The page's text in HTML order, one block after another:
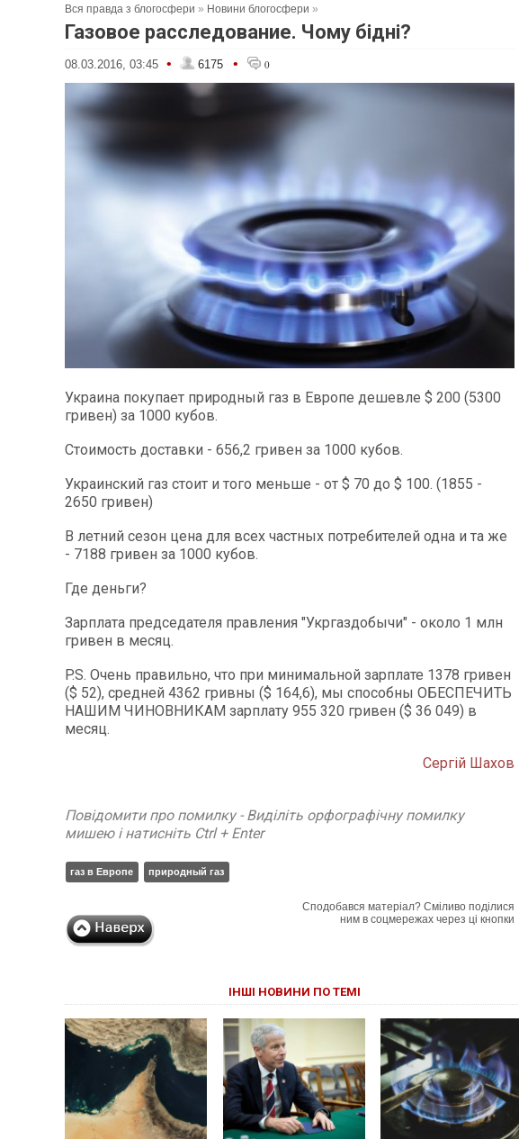
Вся правда з блогосфери » Новини блогосфери »
Газовое расследование. Чому бідні?
08.03.2016, 03:45 • 6175 • 0
Украина покупает природный газ в Европе дешевле $ 200 (5300
гривен) за 1000 кубов.
Стоимость доставки - 656,2 гривен за 1000 кубов.
Украинский газ стоит и того меньше - от $ 70 до $ 100. (1855 -
2650 гривен)
В летний сезон цена для всех частных потребителей одна и та же
- 7188 гривен за 1000 кубов.
Где деньги?
Зарплата председателя правления "Укргаздобычи" - около 1 млн
гривен в месяц.
P.S. Очень правильно, что при минимальной зарплате 1378 гривен
($ 52), средней 4362 гривны ($ 164,6), мы способны ОБЕСПЕЧИТЬ
НАШИМ ЧИНОВНИКАМ зарплату 955 320 гривен ($ 36 049) в
месяц.
Сергій Шахов
Повідомити про помилку - Виділіть орфографічну помилку
мишею і натисніть Ctrl + Enter
газ в Европе природный газ
Сподобався матеріал? Сміливо поділися
ним в соцмережах через ці кнопки
ІНШІ НОВИНИ ПО ТЕМІ